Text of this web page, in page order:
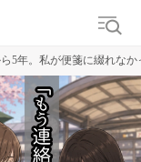
5年。私が便箋に綴れな